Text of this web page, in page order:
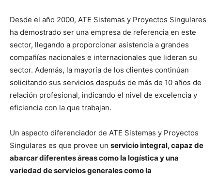
Desde el año 2000, ATE Sistemas y Proyectos Singulares
ha demostrado ser una empresa de referencia en este
sector, llegando a proporcionar asistencia a grandes
compañías nacionales e internacionales que lideran su
sector. Además, la mayoría de los clientes continúan
solicitando sus servicios después de más de 10 años de
relación profesional, indicando el nivel de excelencia y
eficiencia con la que trabajan.
Un aspecto diferenciador de ATE Sistemas y Proyectos
Singulares es que provee un servicio integral, capaz de
abarcar diferentes áreas como la logística y una
variedad de servicios generales como la